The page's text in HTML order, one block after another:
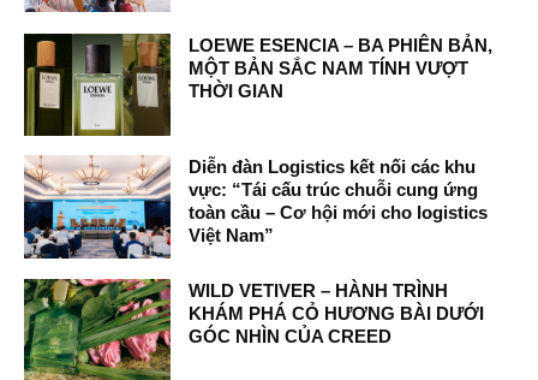
LOEWE ESENCIA – BA PHIÊN BẢN,
MỘT BẢN SẮC NAM TÍNH VƯỢT
THỜI GIAN
Diễn đàn Logistics kết nối các khu
vực: “Tái cấu trúc chuỗi cung ứng
toàn cầu – Cơ hội mới cho logistics
Việt Nam”
WILD VETIVER – HÀNH TRÌNH
KHÁM PHÁ CỎ HƯƠNG BÀI DƯỚI
GÓC NHÌN CỦA CREED